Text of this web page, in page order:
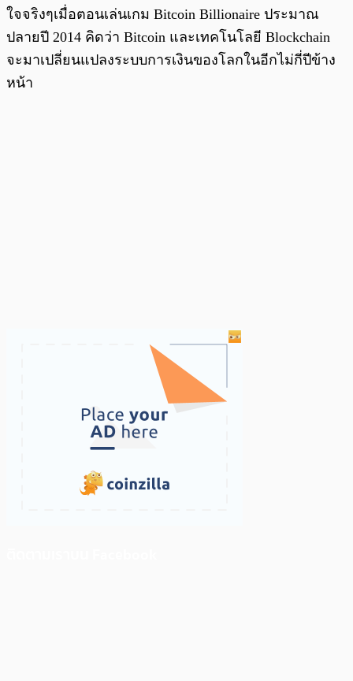
ใจจริงๆเมื่อตอนเล่นเกม Bitcoin Billionaire ประมาณ
ปลายปี 2014 คิดว่า Bitcoin และเทคโนโลยี Blockchain
จะมาเปลี่ยนแปลงระบบการเงินของโลกในอีกไม่กี่ปีข้าง
หน้า